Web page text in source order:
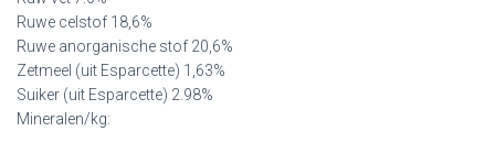
Ruwe celstof 18,6%
Ruwe anorganische stof 20,6%
Zetmeel (uit Esparcette) 1,63%
Suiker (uit Esparcette) 2.98%
Mineralen/kg: